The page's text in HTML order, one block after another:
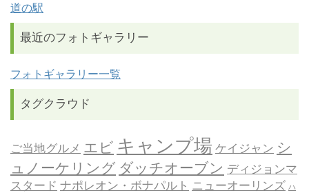
道の駅
最近のフォトギャラリー
フォトギャラリー一覧
タグクラウド
ご当地グルメ エビ キャンプ場 ケイジャン シ
ュノーケリング ダッチオーブン ディジョンマ
スタード ナポレオン・ボナパルト ニューオーリンズ ハ